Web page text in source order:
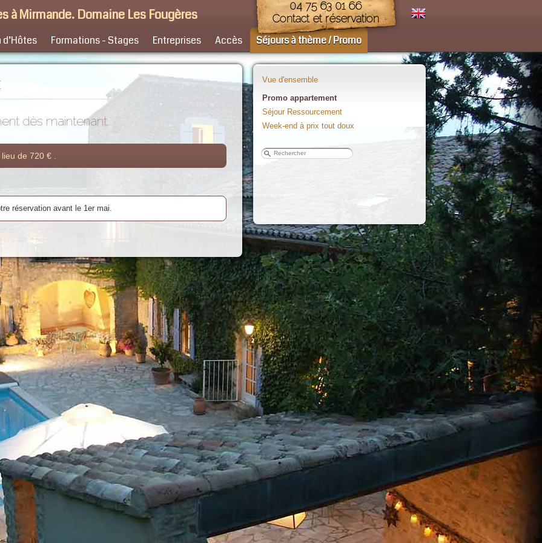
à Mirmande. Domaine Les Fougères
Formations - Stages Entreprises Accès Séjours à thème / Promo
04 75 63 01 66
Contact et réservation
dès maintenant...
de 720 € .
réservation avant le 1er mai.
Vue d'ensemble
Promo appartement
Séjour Ressourcement
Week-end à prix tout doux